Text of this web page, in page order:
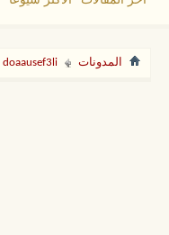
المدونات doaausef3li